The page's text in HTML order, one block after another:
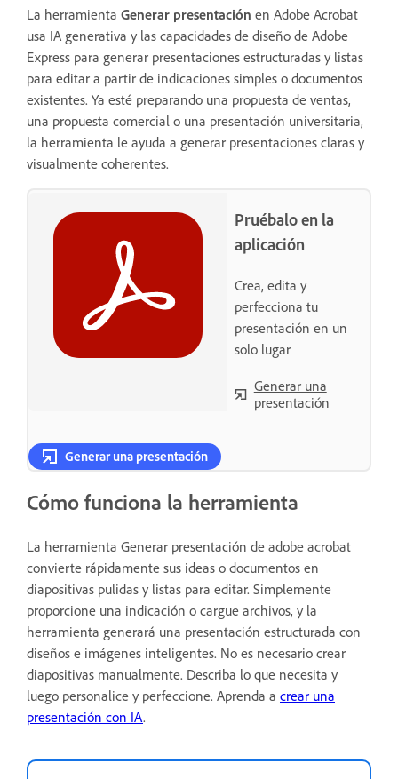
La herramienta Generar presentación en Adobe Acrobat
usa IA generativa y las capacidades de diseño de Adobe
Express para generar presentaciones estructuradas y listas
para editar a partir de indicaciones simples o documentos
existentes. Ya esté preparando una propuesta de ventas,
una propuesta comercial o una presentación universitaria,
la herramienta le ayuda a generar presentaciones claras y
visualmente coherentes.
Pruébalo en la
aplicación
Crea, edita y
perfecciona tu
presentación en un
solo lugar
Generar una
presentación
Generar una presentación
Cómo funciona la herramienta
La herramienta Generar presentación de adobe acrobat
convierte rápidamente sus ideas o documentos en
diapositivas pulidas y listas para editar. Simplemente
proporcione una indicación o cargue archivos, y la
herramienta generará una presentación estructurada con
diseños e imágenes inteligentes. No es necesario crear
diapositivas manualmente. Describa lo que necesita y
luego personalice y perfeccione. Aprenda a crear una
presentación con IA.